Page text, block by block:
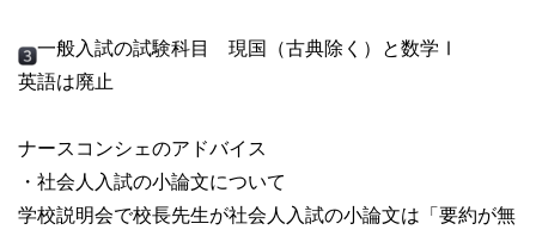
一般入試の試験科目 現国（古典除く）と数学Ⅰ
英語は廃止
ナースコンシェのアドバイス
・社会人入試の小論文について
学校説明会で校長先生が社会人入試の小論文は「要約が無